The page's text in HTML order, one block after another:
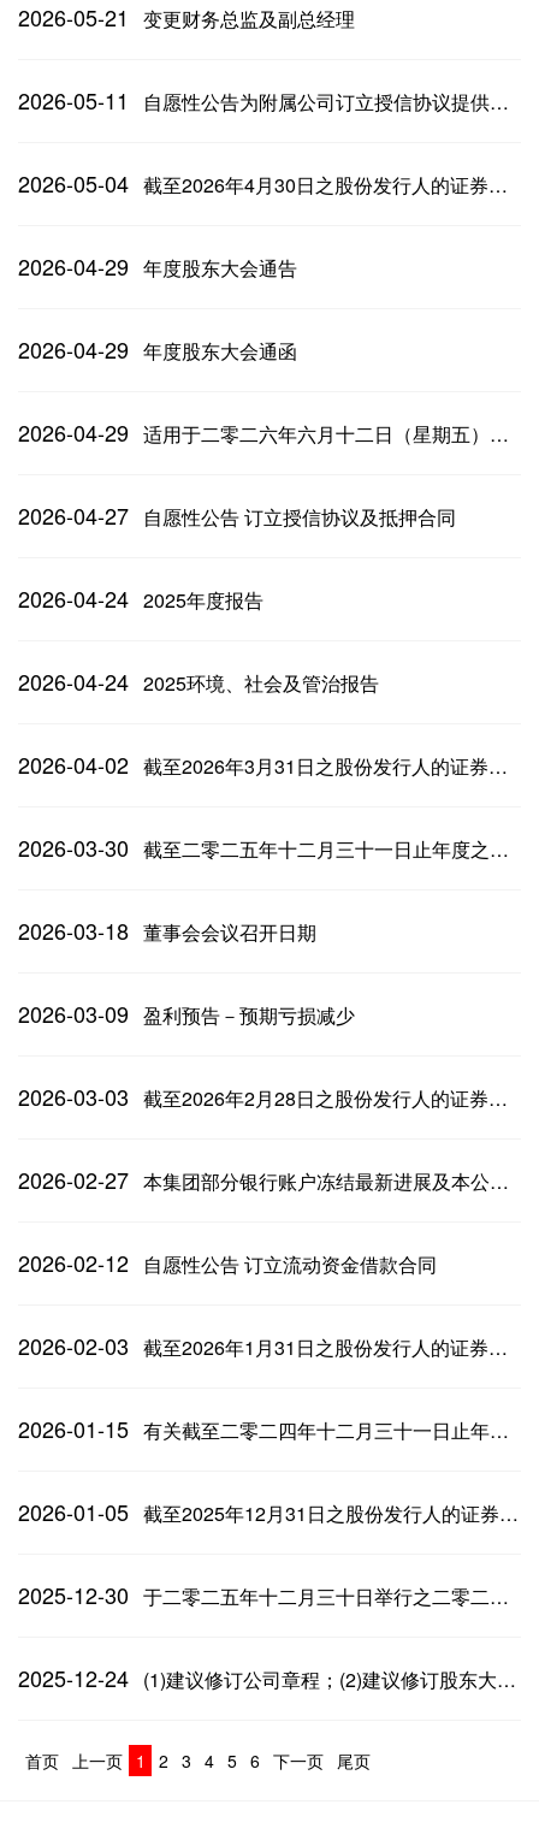
2026-05-21 变更财务总监及副总经理
2026-05-11 自愿性公告为附属公司订立授信协议提供担保
2026-05-04 截至2026年4月30日之股份发行人的证券变动月报
2026-04-29 年度股东大会通告
2026-04-29 年度股东大会通函
2026-04-29 适用于二零二六年六月十二日（星期五）举行的年度股东大会的代表委任表格
2026-04-27 自愿性公告 订立授信协议及抵押合同
2026-04-24 2025年度报告
2026-04-24 2025环境、社会及管治报告
2026-04-02 截至2026年3月31日之股份发行人的证券变动月报
2026-03-30 截至二零二五年十二月三十一日止年度之全年业绩公告
2026-03-18 董事会会议召开日期
2026-03-09 盈利预告－预期亏损减少
2026-03-03 截至2026年2月28日之股份发行人的证券变动月报
2026-02-27 本集团部分银行账户冻结最新进展及本公司二零二五年年报关键审计范畴
2026-02-12 自愿性公告 订立流动资金借款合同
2026-02-03 截至2026年1月31日之股份发行人的证券变动月报表
2026-01-15 有关截至二零二四年十二月三十一日止年度的年报之补充公告
2026-01-05 截至2025年12月31日之股份发行人的证券变动月报表
2025-12-30 于二零二五年十二月三十日举行之二零二五年第四次临时股东大会之投票结果
2025-12-24 (1)建议修订公司章程；(2)建议修订股东大会议事规则及建议修订董事会议事规则
首页 上一页 1 2 3 4 5 6 下一页 尾页